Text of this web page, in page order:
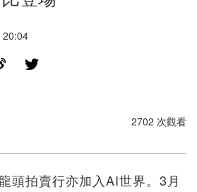
20:04
2702 次觀看
頭拍賣行亦加入AI世界。3月